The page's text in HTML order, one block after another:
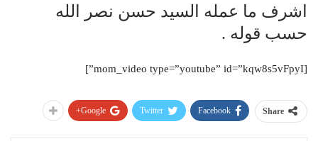
اشرف ما عمله السيد حسن نصر الله
حسب قوله .
[mom_video type=”youtube” id=”kqw8s5vFpyI”]
Share
Facebook
Twitter
Google+